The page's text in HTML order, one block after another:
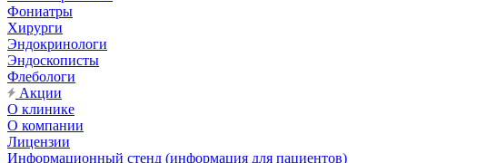
Фониатры
Хирурги
Эндокринологи
Эндоскописты
Флебологи
Акции
О клинике
О компании
Лицензии
Информационный стенд (информация для пациентов)